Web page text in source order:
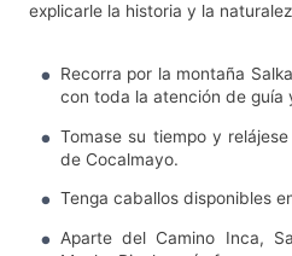
explicarle la historia y la
Recorra por la montaña
con toda la atención de guía
Tomase su tiempo y
de Cocalmayo.
Tenga caballos disponibles
Aparte del Camino Inca,